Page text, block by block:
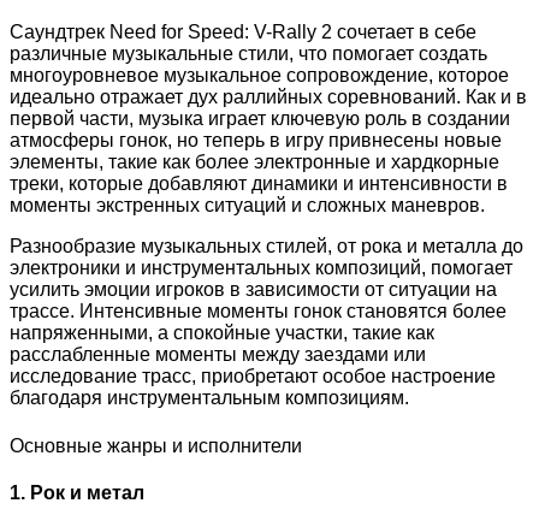
Саундтрек Need for Speed: V-Rally 2 сочетает в себе
различные музыкальные стили, что помогает создать
многоуровневое музыкальное сопровождение, которое
идеально отражает дух раллийных соревнований. Как и в
первой части, музыка играет ключевую роль в создании
атмосферы гонок, но теперь в игру привнесены новые
элементы, такие как более электронные и хардкорные
треки, которые добавляют динамики и интенсивности в
моменты экстренных ситуаций и сложных маневров.
Разнообразие музыкальных стилей, от рока и металла до
электроники и инструментальных композиций, помогает
усилить эмоции игроков в зависимости от ситуации на
трассе. Интенсивные моменты гонок становятся более
напряженными, а спокойные участки, такие как
расслабленные моменты между заездами или
исследование трасс, приобретают особое настроение
благодаря инструментальным композициям.
Основные жанры и исполнители
1. Рок и метал